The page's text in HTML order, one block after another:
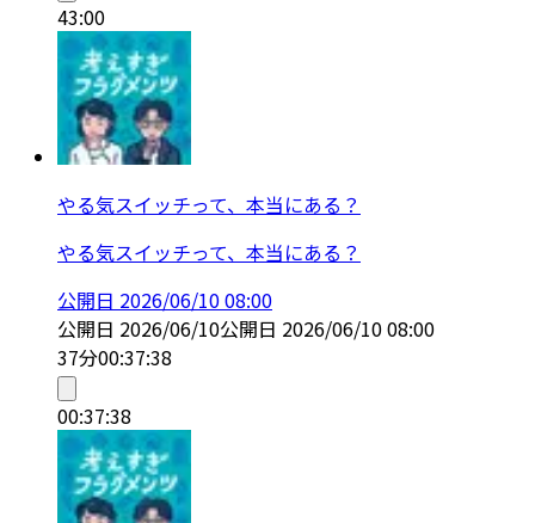
43:00
やる気スイッチって、本当にある？
やる気スイッチって、本当にある？
公開日 2026/06/10 08:00
公開日 2026/06/10公開日 2026/06/10 08:00
37分00:37:38
00:37:38